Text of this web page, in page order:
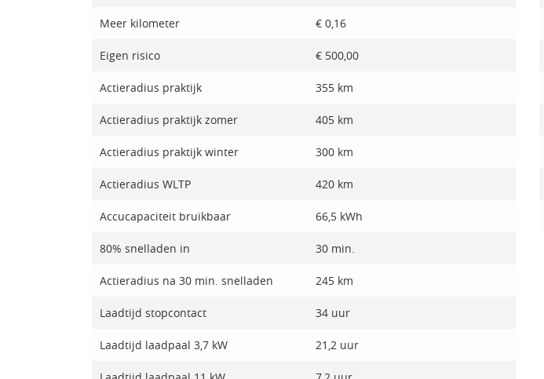
Meer kilometer € 0,16
Eigen risico € 500,00
Actieradius praktijk 355 km
Actieradius praktijk zomer 405 km
Actieradius praktijk winter 300 km
Actieradius WLTP 420 km
Accucapaciteit bruikbaar 66,5 kWh
80% snelladen in 30 min.
Actieradius na 30 min. snelladen 245 km
Laadtijd stopcontact 34 uur
Laadtijd laadpaal 3,7 kW 21,2 uur